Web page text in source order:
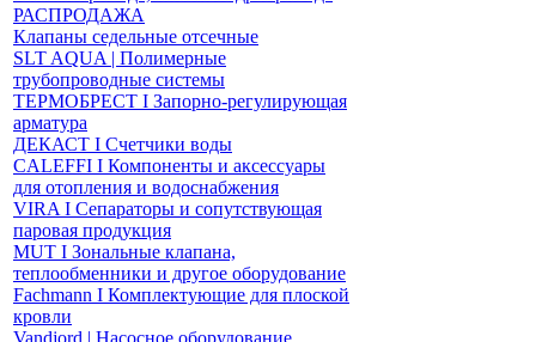
РАСПРОДАЖА
Клапаны седельные отсечные
SLT AQUA | Полимерные
трубопроводные системы
ТЕРМОБРЕСТ І Запорно-регулирующая
арматура
ДЕКАСТ І Счетчики воды
CALEFFI І Компоненты и аксессуары
для отопления и водоснабжения
VIRA І Сепараторы и сопутствующая
паровая продукция
MUT І Зональные клапана,
теплообменники и другое оборудование
Fachmann І Комплектующие для плоской
кровли
Vandjord | Насосное оборудование